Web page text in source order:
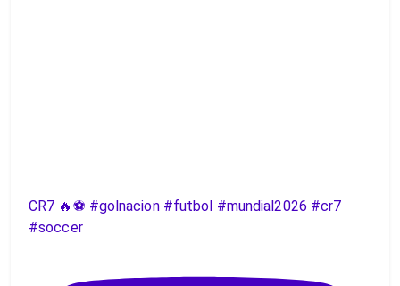
CR7 🔥⚽️ #golnacion #futbol #mundial2026 #cr7
#soccer